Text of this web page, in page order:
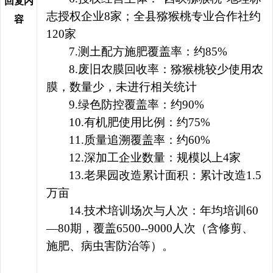
容
志授权企业8家；全县猕猴桃专业合作社约
120家
7.测土配方施肥覆盖率：约85%
8.废旧农膜回收率：猕猴桃较少使用农
膜，数量少，未进行相关统计
9.绿色防控覆盖率：约90%
10.有机肥使用比例：约75%
11.质量追溯覆盖率：约60%
12.深加工企业数量：规模以上4家
13.老果园改造累计面积：累计改造1.5
万亩
14.技术培训场次与人次：年均培训 60
—80期，覆盖6500--9000 人次（含修剪、
施肥、病虫害防治等）。